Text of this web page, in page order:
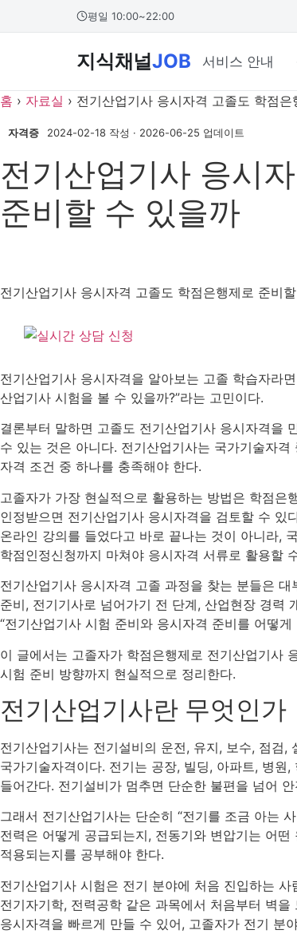
너
본문 바로가기 평일 10:00~22:00
지식채널JOB 서비스 안내
홈 › 자료실 › 전기산업기사 응시자격 고졸도 학점
자격증 2024-02-18 작성 · 2026-06-25 업데이트
전기산업기사 응시
준비할 수 있을까
전기산업기사 응시자격 고졸도 학점은행제로 준비
전기산업기사 응시자격을 알아보는 고졸 학습자라
산업기사 시험을 볼 수 있을까?”라는 고민이다.
결론부터 말하면 고졸도 전기산업기사 응시자격을
수 있는 것은 아니다. 전기산업기사는 국가기술자
자격 조건 중 하나를 충족해야 한다.
고졸자가 가장 현실적으로 활용하는 방법은 학점
인정받으면 전기산업기사 응시자격을 검토할 수 있
온라인 강의를 들었다고 바로 끝나는 것이 아니라,
학점인정신청까지 마쳐야 응시자격 서류로 활용할
전기산업기사 응시자격 고졸 과정을 찾는 분들은
준비, 전기기사로 넘어가기 전 단계, 산업현장 경력
“전기산업기사 시험 준비와 응시자격 준비를 어떻
이 글에서는 고졸자가 학점은행제로 전기산업기사
시험 준비 방향까지 현실적으로 정리한다.
전기산업기사란 무엇인가
전기산업기사는 전기설비의 운전, 유지, 보수, 점검
국가기술자격이다. 전기는 공장, 빌딩, 아파트, 병
들어간다. 전기설비가 멈추면 단순한 불편을 넘어
그래서 전기산업기사는 단순히 “전기를 조금 아는
전력은 어떻게 공급되는지, 전동기와 변압기는 어
적용되는지를 공부해야 한다.
전기산업기사 시험은 전기 분야에 처음 진입하는
전기자기학, 전력공학 같은 과목에서 처음부터 벽
응시자격을 빠르게 만들 수 있어, 고졸자가 전기 분